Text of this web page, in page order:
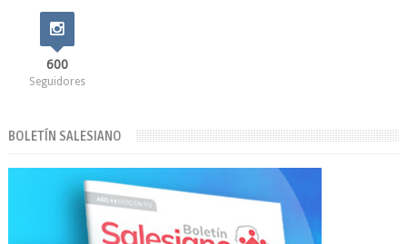
600
Seguidores
BOLETÍN SALESIANO